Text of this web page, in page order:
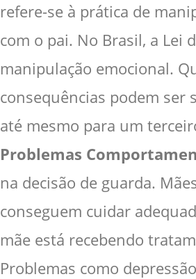
refere-se à prática de
com o pai. No Brasil, a Lei
manipulação emocional.
consequências podem ser
até mesmo para um
Problemas
na decisão de guarda.
conseguem cuidar
mãe está recebendo
Problemas como